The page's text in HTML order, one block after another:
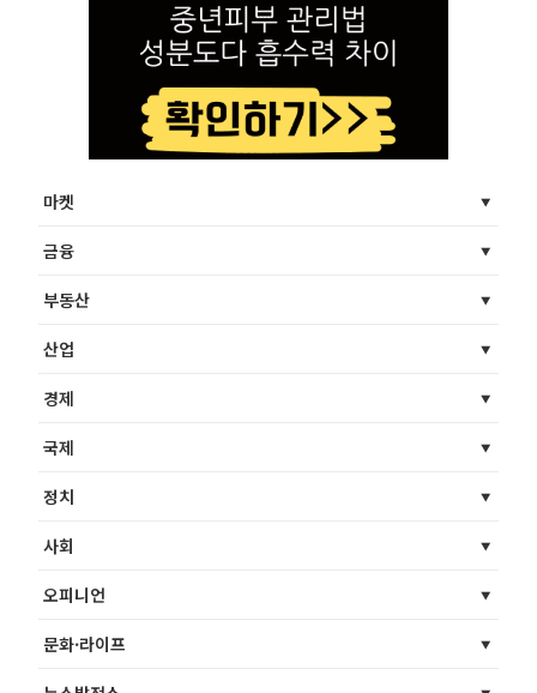
마켓
금융
부동산
산업
경제
국제
정치
사회
오피니언
문화·라이프